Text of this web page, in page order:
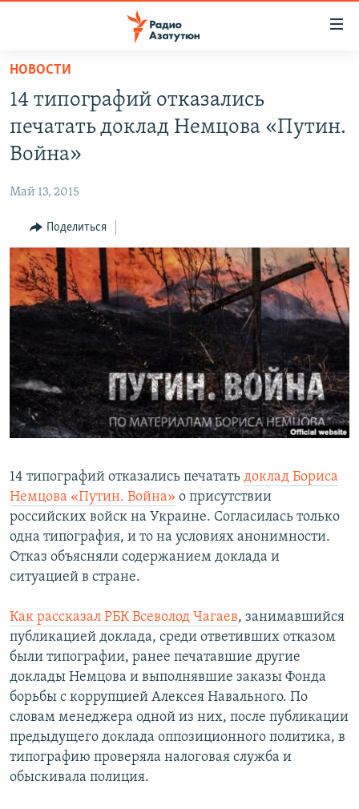
Перейти
основному
содержанию
Перейти
основной
Перейти
поиску
ПОЛИТИКА
ЭКОНОМИКА
РЕГИОН
НАГОРНЫЙ КАРАБАХ
КУЛЬТУРА
СПОРТ
АРХИВ
Հայերեն
English
Все сайты Радио Азатутюн
НОВОСТИ
14 типографий отказались
печатать доклад Немцова «Путин.
Война»
Май 13, 2015
Поделиться
14 типографий отказались печатать доклад Бориса
Немцова «Путин. Война» о присутствии
российских войск на Украине. Согласилась только
одна типография, и то на условиях анонимности.
Отказ объясняли содержанием доклада и
ситуацией в стране.
Как рассказал РБК Всеволод Чагаев, занимавшийся
публикацией доклада, среди ответивших отказом
были типографии, ранее печатавшие другие
доклады Немцова и выполнявшие заказы Фонда
борьбы с коррупцией Алексея Навального.​ По
словам менеджера одной из них, после публикации
предыдущего доклада оппозиционного политика, в
типографию проверяла налоговая служба и
обыскивала полиция.